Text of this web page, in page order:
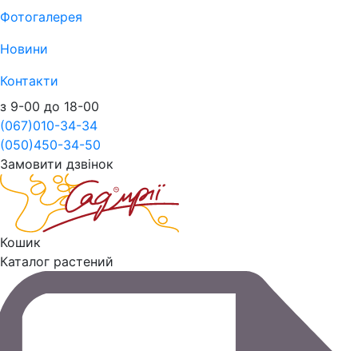
Фотогалерея
Новини
Контакти
з 9-00 до 18-00
(067)010-34-34
(050)450-34-50
Замовити дзвінок
Кошик
Каталог растений